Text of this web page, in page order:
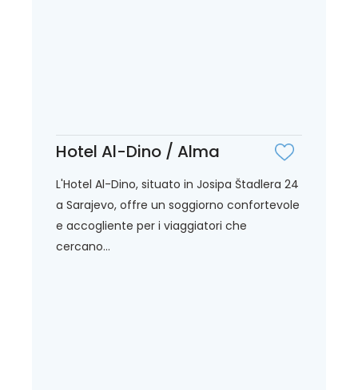
Hotel Al-Dino / Alma
L'Hotel Al-Dino, situato in Josipa Štadlera 24
a Sarajevo, offre un soggiorno confortevole
e accogliente per i viaggiatori che
cercano...